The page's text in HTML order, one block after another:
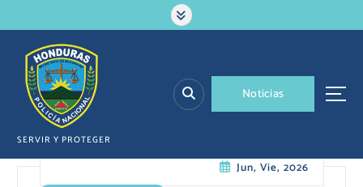
a
SERVIR Y PROTEGER
Noticias
Jun, Vie, 2026